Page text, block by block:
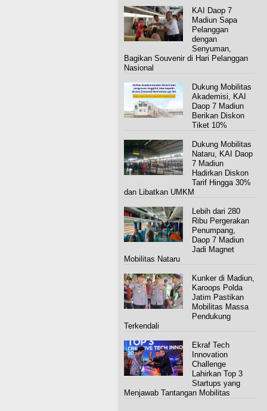
KAI Daop 7
Madiun Sapa
Pelanggan
dengan
Senyuman,
Bagikan Souvenir di Hari Pelanggan
Nasional
Dukung Mobilitas
Akademisi, KAI
Daop 7 Madiun
Berikan Diskon
Tiket 10%
Dukung Mobilitas
Nataru, KAI Daop
7 Madiun
Hadirkan Diskon
Tarif Hingga 30%
dan Libatkan UMKM
Lebih dari 280
Ribu Pergerakan
Penumpang,
Daop 7 Madiun
Jadi Magnet
Mobilitas Nataru
Kunker di Madiun,
Karoops Polda
Jatim Pastikan
Mobilitas Massa
Pendukung
Terkendali
Ekraf Tech
Innovation
Challenge
Lahirkan Top 3
Startups yang
Menjawab Tantangan Mobilitas